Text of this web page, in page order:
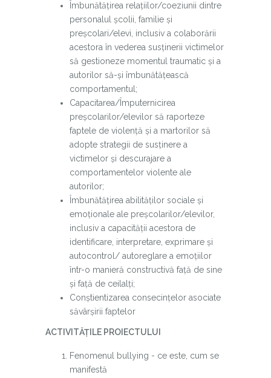
Îmbunătățirea relațiilor/coeziunii dintre
personalul școlii, familie și
preșcolari/elevi, inclusiv a colaborării
acestora în vederea susținerii victimelor
să gestioneze momentul traumatic și a
autorilor să-și îmbunătățească
comportamentul;
Capacitarea/Împuternicirea
preșcolarilor/elevilor să raporteze
faptele de violență și a martorilor să
adopte strategii de susținere a
victimelor și descurajare a
comportamentelor violente ale
autorilor;
Îmbunătățirea abilităților sociale și
emoționale ale preșcolarilor/elevilor,
inclusiv a capacității acestora de
identificare, interpretare, exprimare și
autocontrol/ autoreglare a emoțiilor
într-o manieră constructivă față de sine
și față de ceilalți;
Conștientizarea consecințelor asociate
săvârșirii faptelor
ACTIVITĂȚILE PROIECTULUI
Fenomenul bullying - ce este, cum se
manifestă